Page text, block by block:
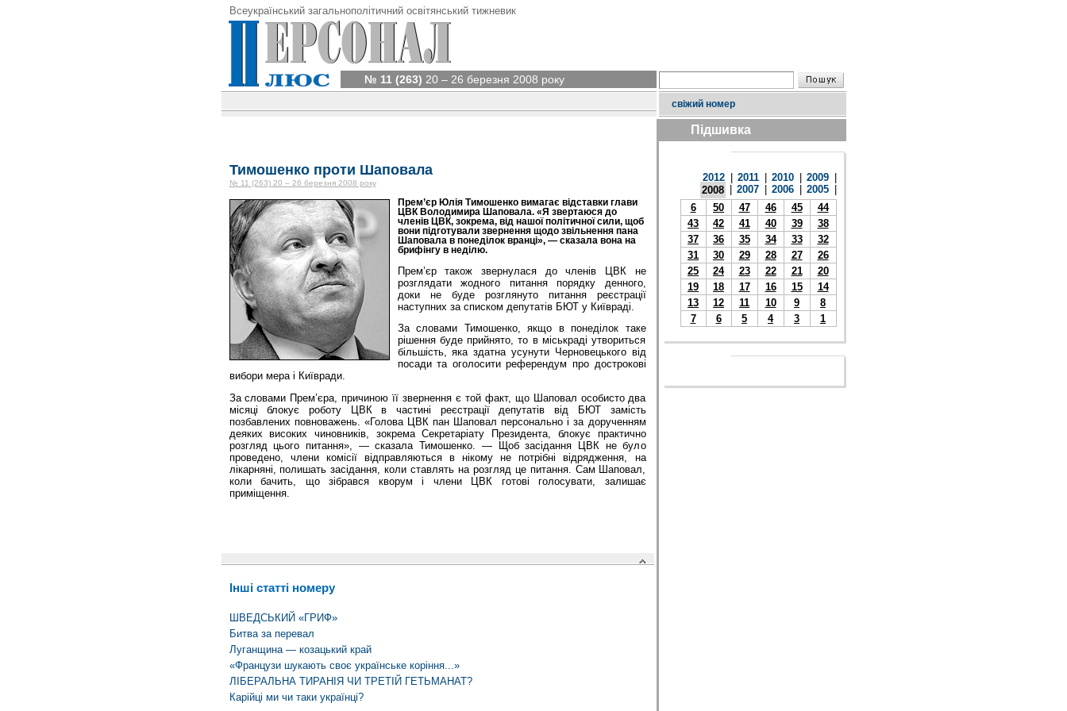
Всеукраїнський загальнополітичний освітянський тижневик
№ 11 (263) 20 – 26 березня 2008 року
свіжий номер
Тимошенко проти Шаповала
№ 11 (263) 20 – 26 березня 2008 року
Прем’єр Юлія Тимошенко вимагає відставки глави
ЦВК Володимира Шаповала. «Я звертаюся до
членів ЦВК, зокрема, від нашої політичної сили, щоб
вони підготували звернення щодо звільнення пана
Шаповала в понеділок вранці», — сказала вона на
брифінгу в неділю.
Прем’єр також звернулася до членів ЦВК не
розглядати жодного питання порядку денного,
доки не буде розглянуто питання реєстрації
наступних за списком депутатів БЮТ у Київраді.
За словами Тимошенко, якщо в понеділок таке
рішення буде прийнято, то в міськраді утвориться
більшість, яка здатна усунути Черновецького від
посади та оголосити референдум про дострокові
вибори мера і Київради.
За словами Прем’єра, причиною її звернення є той факт, що Шаповал особисто два
місяці блокує роботу ЦВК в частині реєстрації депутатів від БЮТ замість
позбавлених повноважень. «Голова ЦВК пан Шаповал персонально і за дорученням
деяких високих чиновників, зокрема Секретаріату Президента, блокує практично
розгляд цього питання», — сказала Тимошенко. — Щоб засідання ЦВК не було
проведено, члени комісії відправляються в нікому не потрібні відрядження, на
лікарняні, полишать засідання, коли ставлять на розгляд це питання. Сам Шаповал,
коли бачить, що зібрався кворум і члени ЦВК готові голосувати, залишає
приміщення.
Інші статті номеру
ШВЕДСЬКИЙ «ГРИФ»
Битва за перевал
Луганщина — козацький край
«Французи шукають своє українське коріння...»
ЛІБЕРАЛЬНА ТИРАНІЯ ЧИ ТРЕТІЙ ГЕТЬМАНАТ?
Карійці ми чи таки українці?
Підшивка
2012 2011 2010 2009
2008
2007 2006 2005
6
50 47 46 45
44
43
42 41 40 39
38
37
36 35 34 33
32
31
30 29 28 27
26
25
24 23 22 21
20
19
18 17 16 15
14
13
12 11 10 9
8
7
6 5 4 3 1